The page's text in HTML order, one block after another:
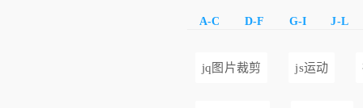
A-C D-F G-I J-L
jq图片裁剪 js运动